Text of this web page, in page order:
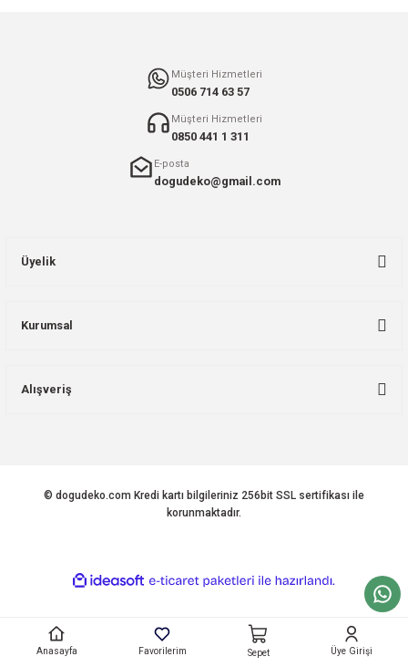
Müşteri Hizmetleri
0506 714 63 57
Müşteri Hizmetleri
0850 441 1 311
E-posta
dogudeko@gmail.com
Üyelik
Kurumsal
Alışveriş
© dogudeko.com Kredi kartı bilgileriniz 256bit SSL sertifikası ile
korunmaktadır.
Anasayfa Favorilerim Sepet Üye Girişi
ideasoft
e-
hazırlandı.